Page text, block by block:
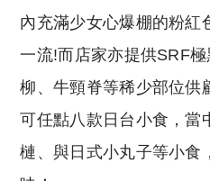
內充滿少女心爆棚的粉紅
一流!而店家亦提供SRF
柳、牛頸脊等稀少部位供
可任點八款日台小食，當
槤、與日式小丸子等小食